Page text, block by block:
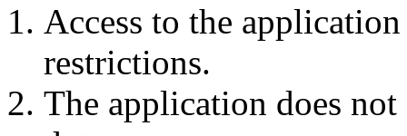
Access to the
restrictions.
The application does